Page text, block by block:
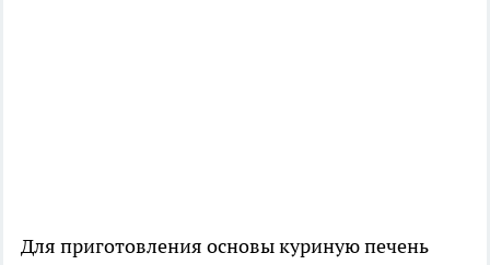
Для приготовления основы куриную печень